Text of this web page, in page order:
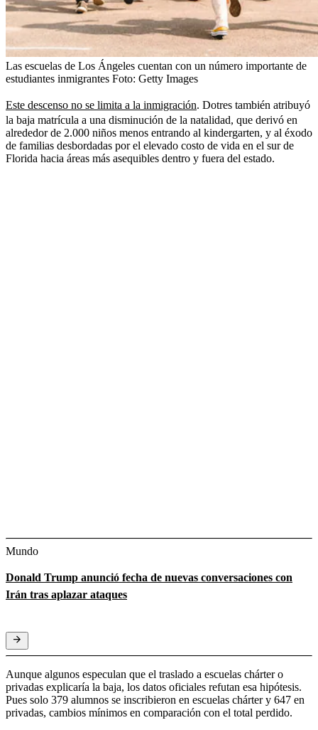
Las escuelas de Los Ángeles cuentan con un número importante de
estudiantes inmigrantes Foto: Getty Images
Este descenso no se limita a la inmigración. Dotres también atribuyó
la baja matrícula a una disminución de la natalidad, que derivó en
alrededor de 2.000 niños menos entrando al kindergarten, y al éxodo
de familias desbordadas por el elevado costo de vida en el sur de
Florida hacia áreas más asequibles dentro y fuera del estado.
Mundo
Donald Trump anunció fecha de nuevas conversaciones con
Irán tras aplazar ataques
Aunque algunos especulan que el traslado a escuelas chárter o
privadas explicaría la baja, los datos oficiales refutan esa hipótesis.
Pues solo 379 alumnos se inscribieron en escuelas chárter y 647 en
privadas, cambios mínimos en comparación con el total perdido.